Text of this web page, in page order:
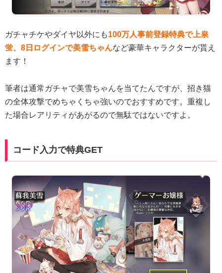
ガチャチケやダイヤ以外にも100万人事前登録特典で上泉
蛍、8日ログインで美雪ちゃんなど豪華キャラクターが貰え
ます！
筆者は通常ガチャで美雪ちゃんを当てたんですが、招き猫
の全体攻撃でめちゃくちゃ強いのでおすすめです。重複し
た場合レアリティがあがるので無駄ではないですよ。
コード入力で特典GET